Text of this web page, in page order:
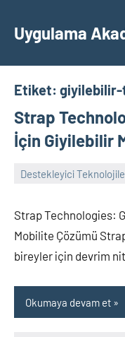
geçUygulama
Etiket:
Strap
İçin Giyilebilir
Destekleyici
Strap Technologies:
Mobilite Çözümü
bireyler için devrim
Okumaya devam et